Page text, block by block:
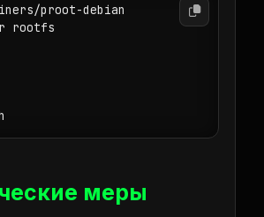
proot-debian
rootfs
меры